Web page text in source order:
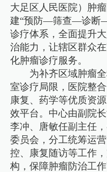
大足区人民医院）肿
建“预防—筛查—诊断
诊疗体系，全面提升
治能力，让辖区群众
化肿瘤诊疗服务。
为补齐区域肿瘤
室诊疗局限，医院整
康复、药学等优质资
效平台。中心由副院
李冲、唐敏任副主任
委员会，分工统筹运
控、康复随访等工作
构，保障肿瘤防治工作